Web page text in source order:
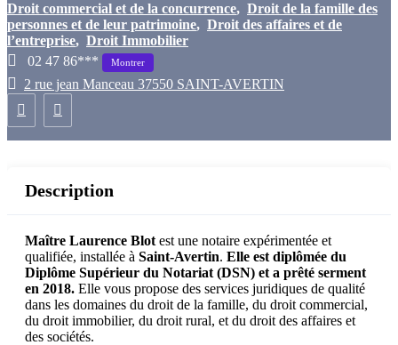
Droit commercial et de la concurrence, Droit de la famille des
personnes et de leur patrimoine, Droit des affaires et de
l’entreprise, Droit Immobilier
02 47 86***
Montrer
2 rue jean Manceau 37550 SAINT-AVERTIN
Description
Maître Laurence Blot est une notaire expérimentée et
qualifiée, installée à Saint-Avertin. Elle est diplômée du
Diplôme Supérieur du Notariat (DSN) et a prêté serment
en 2018. Elle vous propose des services juridiques de qualité
dans les domaines du droit de la famille, du droit commercial,
du droit immobilier, du droit rural, et du droit des affaires et
des sociétés.